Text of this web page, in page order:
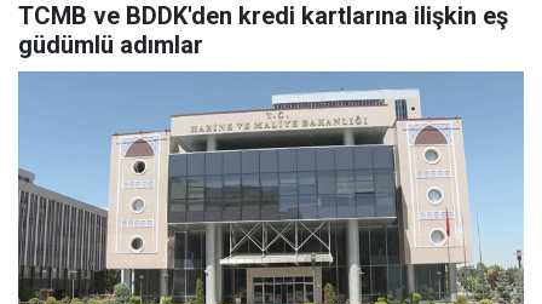
TCMB ve BDDK'den kredi kartlarına ilişkin eş
güdümlü adımlar